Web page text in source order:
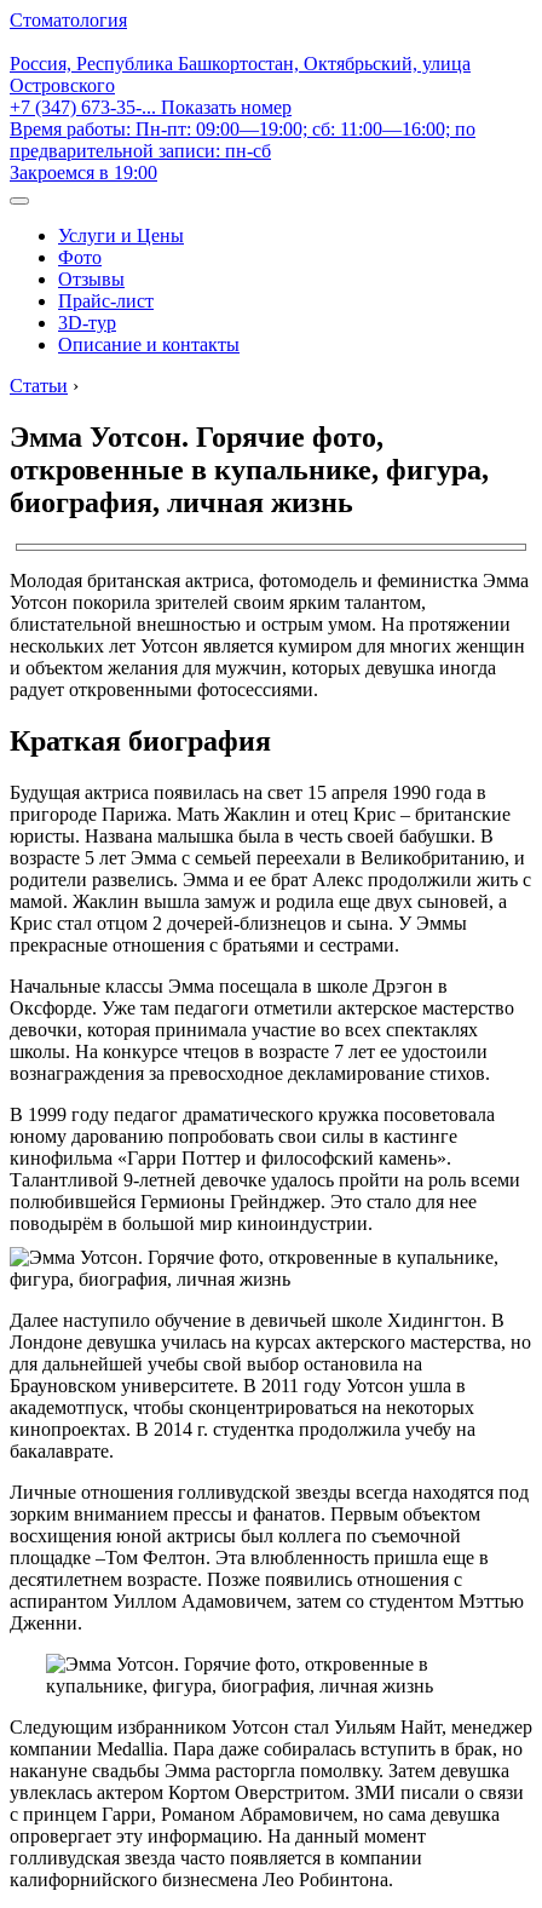
Стоматология
Россия, Республика Башкортостан, Октябрьский, улица
Островского
+7 (347) 673-35-... Показать номер
Время работы: Пн-пт: 09:00—19:00; сб: 11:00—16:00; по
предварительной записи: пн-сб
Закроемся в 19:00
Услуги и Цены
Фото
Отзывы
Прайс-лист
3D-тур
Описание и контакты
Статьи ›
Эмма Уотсон. Горячие фото,
откровенные в купальнике, фигура,
биография, личная жизнь
Молодая британская актриса, фотомодель и феминистка Эмма
Уотсон покорила зрителей своим ярким талантом,
блистательной внешностью и острым умом. На протяжении
нескольких лет Уотсон является кумиром для многих женщин
и объектом желания для мужчин, которых девушка иногда
радует откровенными фотосессиями.
Краткая биография
Будущая актриса появилась на свет 15 апреля 1990 года в
пригороде Парижа. Мать Жаклин и отец Крис – британские
юристы. Названа малышка была в честь своей бабушки. В
возрасте 5 лет Эмма с семьей переехали в Великобританию, и
родители развелись. Эмма и ее брат Алекс продолжили жить с
мамой. Жаклин вышла замуж и родила еще двух сыновей, а
Крис стал отцом 2 дочерей-близнецов и сына. У Эммы
прекрасные отношения с братьями и сестрами.
Начальные классы Эмма посещала в школе Дрэгон в
Оксфорде. Уже там педагоги отметили актерское мастерство
девочки, которая принимала участие во всех спектаклях
школы. На конкурсе чтецов в возрасте 7 лет ее удостоили
вознаграждения за превосходное декламирование стихов.
В 1999 году педагог драматического кружка посоветовала
юному дарованию попробовать свои силы в кастинге
кинофильма «Гарри Поттер и философский камень».
Талантливой 9-летней девочке удалось пройти на роль всеми
полюбившейся Гермионы Грейнджер. Это стало для нее
поводырём в большой мир киноиндустрии.
Далее наступило обучение в девичьей школе Хидингтон. В
Лондоне девушка училась на курсах актерского мастерства, но
для дальнейшей учебы свой выбор остановила на
Брауновском университете. В 2011 году Уотсон ушла в
академотпуск, чтобы сконцентрироваться на некоторых
кинопроектах. В 2014 г. студентка продолжила учебу на
бакалаврате.
Личные отношения голливудской звезды всегда находятся под
зорким вниманием прессы и фанатов. Первым объектом
восхищения юной актрисы был коллега по съемочной
площадке –Том Фелтон. Эта влюбленность пришла еще в
десятилетнем возрасте. Позже появились отношения с
аспирантом Уиллом Адамовичем, затем со студентом Мэттью
Дженни.
Следующим избранником Уотсон стал Уильям Найт, менеджер
компании Medallia. Пара даже собиралась вступить в брак, но
накануне свадьбы Эмма расторгла помолвку. Затем девушка
увлеклась актером Кортом Оверстритом. ЗМИ писали о связи
с принцем Гарри, Романом Абрамовичем, но сама девушка
опровергает эту информацию. На данный момент
голливудская звезда часто появляется в компании
калифорнийского бизнесмена Лео Робинтона.